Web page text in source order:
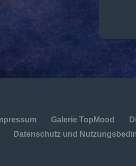
Galerie TopMood
Datenschutz und